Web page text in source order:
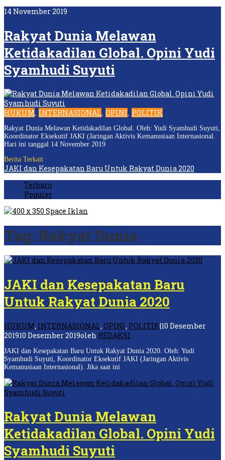
14 November 2019
Rakyat Dunia Melawan
Ketidakadilan Global. Opini Yudi
Syamhudi Suyuti
HUKUM, INTERNASIONAL, OPINI, POLITIK
Rakyat Dunia Melawan Ketidakadilan Global. Oleh: Yudi Syamhudi Suyuti,
Koordinator Eksekutif JAKI (Jaringan Aktivis Kemanusiaan Internasional.
Hari ini tanggal 14 November 2019
Berita Terkait
JAKI dan Kesepakatan Baru Untuk Rakyat Dunia 2020
Terbaru
Populer
Tag: Rakyat Dunia
JAKI dan Kesepakatan Baru
Untuk Rakyat Dunia 2020
HUKUM, INTERNASIONAL, OPINI, POLITIK|10 Desember
201910 Desember 2019oleh REDAKSI
JAKI dan Kesepakatan Baru Untuk Rakyat Dunia 2020. Oleh: Yudi
Syamhudi Suyuti, Koordinator Eksekutif JAKI (Jaringan Aktivis
Kemanusiaan Internasional). Jika saat ini
Rakyat Dunia Melawan
Ketidakadilan Global. Opini Yudi
Syamhudi Suyuti